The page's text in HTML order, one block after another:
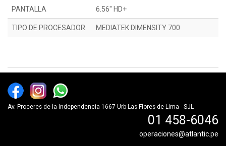
PANTALLA 6.56" HD+
TIPO DE PROCESADOR MEDIATEK DIMENSITY 700
Av. Proceres de la Independencia 1667 Urb Las Flores de Lima - SJL
01 458-6046
operaciones@atlantic.pe